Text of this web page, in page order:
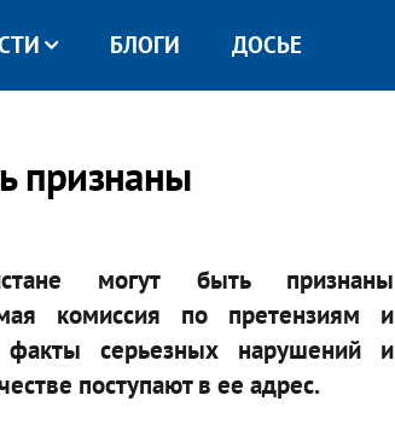
БЛОГИ ДОСЬЕ
признаны
могут быть признаны
комиссия по претензиям и
серьезных нарушений и
поступают в ее адрес.